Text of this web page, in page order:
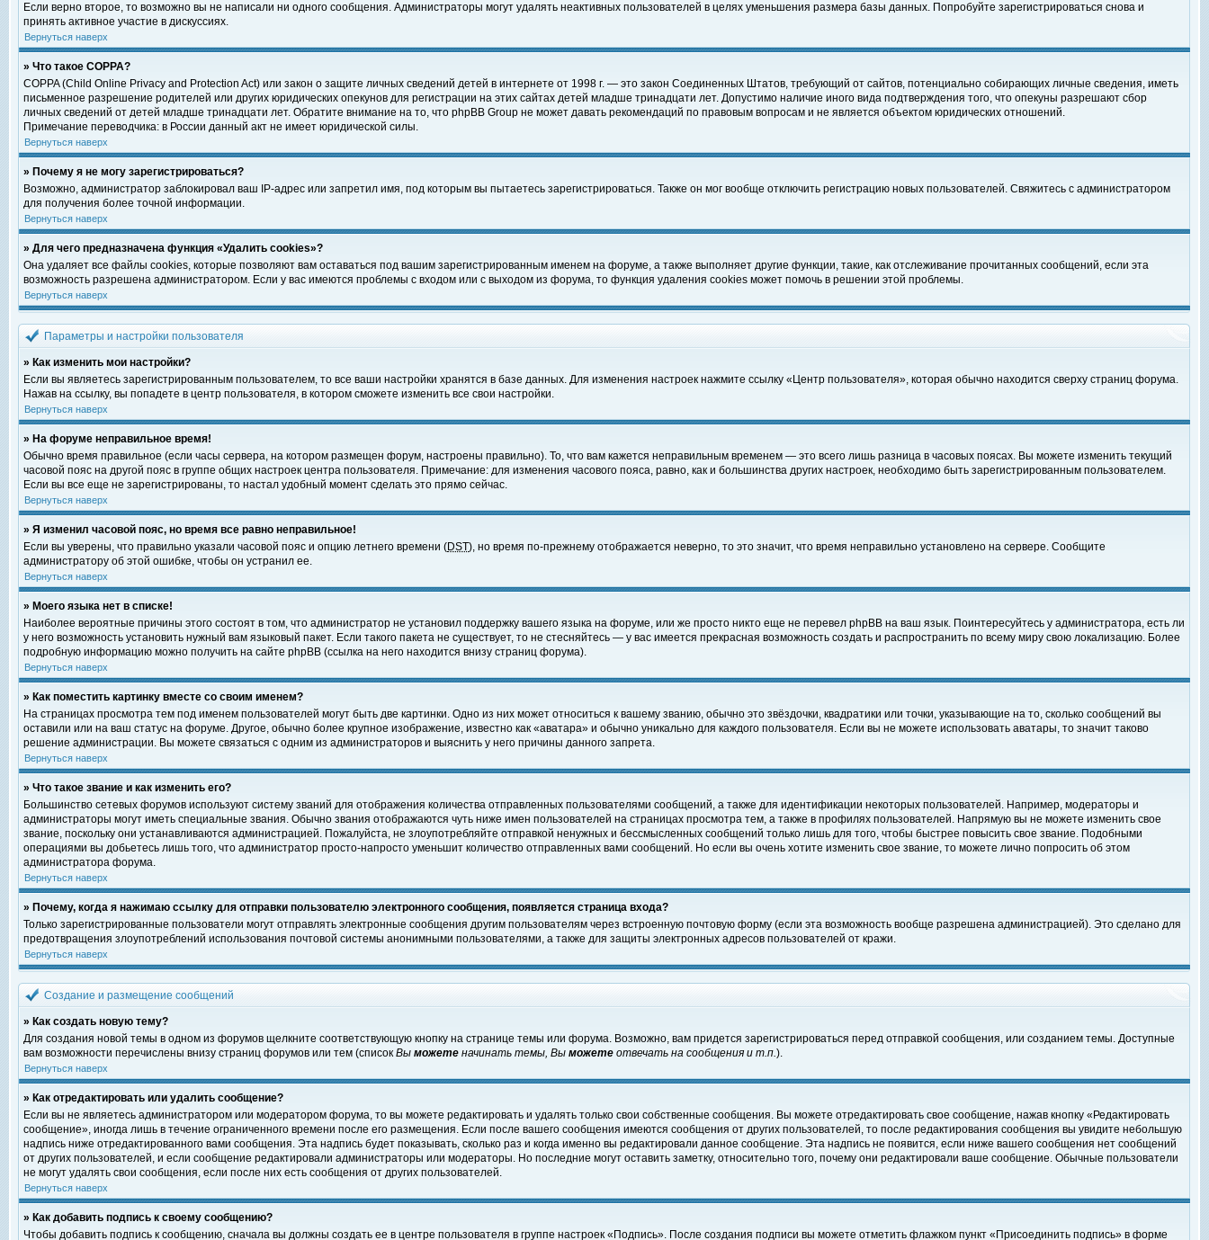
Если верно второе, то возможно вы не написали ни одного сообщения. Администраторы могут удалять неактивных пользователей в целях уменьшения размера базы данных. Попробуйте зарегистрироваться снова и
принять активное участие в дискуссиях.
Вернуться наверх
» Что такое COPPA?
COPPA (Child Online Privacy and Protection Act) или закон о защите личных сведений детей в интернете от 1998 г. — это закон Соединенных Штатов, требующий от сайтов, потенциально собирающих личные сведения, иметь
письменное разрешение родителей или других юридических опекунов для регистрации на этих сайтах детей младше тринадцати лет. Допустимо наличие иного вида подтверждения того, что опекуны разрешают сбор
личных сведений от детей младше тринадцати лет. Обратите внимание на то, что phpBB Group не может давать рекомендаций по правовым вопросам и не является объектом юридических отношений.
Примечание переводчика: в России данный акт не имеет юридической силы.
Вернуться наверх
» Почему я не могу зарегистрироваться?
Возможно, администратор заблокировал ваш IP-адрес или запретил имя, под которым вы пытаетесь зарегистрироваться. Также он мог вообще отключить регистрацию новых пользователей. Свяжитесь с администратором
для получения более точной информации.
Вернуться наверх
» Для чего предназначена функция «Удалить cookies»?
Она удаляет все файлы cookies, которые позволяют вам оставаться под вашим зарегистрированным именем на форуме, а также выполняет другие функции, такие, как отслеживание прочитанных сообщений, если эта
возможность разрешена администратором. Если у вас имеются проблемы с входом или с выходом из форума, то функция удаления cookies может помочь в решении этой проблемы.
Вернуться наверх
Параметры и настройки пользователя
» Как изменить мои настройки?
Если вы являетесь зарегистрированным пользователем, то все ваши настройки хранятся в базе данных. Для изменения настроек нажмите ссылку «Центр пользователя», которая обычно находится сверху страниц форума.
Нажав на ссылку, вы попадете в центр пользователя, в котором сможете изменить все свои настройки.
Вернуться наверх
» На форуме неправильное время!
Обычно время правильное (если часы сервера, на котором размещен форум, настроены правильно). То, что вам кажется неправильным временем — это всего лишь разница в часовых поясах. Вы можете изменить текущий
часовой пояс на другой пояс в группе общих настроек центра пользователя. Примечание: для изменения часового пояса, равно, как и большинства других настроек, необходимо быть зарегистрированным пользователем.
Если вы все еще не зарегистрированы, то настал удобный момент сделать это прямо сейчас.
Вернуться наверх
» Я изменил часовой пояс, но время все равно неправильное!
Если вы уверены, что правильно указали часовой пояс и опцию летнего времени (DST), но время по-прежнему отображается неверно, то это значит, что время неправильно установлено на сервере. Сообщите
администратору об этой ошибке, чтобы он устранил ее.
Вернуться наверх
» Моего языка нет в списке!
Наиболее вероятные причины этого состоят в том, что администратор не установил поддержку вашего языка на форуме, или же просто никто еще не перевел phpBB на ваш язык. Поинтересуйтесь у администратора, есть ли
у него возможность установить нужный вам языковый пакет. Если такого пакета не существует, то не стесняйтесь — у вас имеется прекрасная возможность создать и распространить по всему миру свою локализацию. Более
подробную информацию можно получить на сайте phpBB (ссылка на него находится внизу страниц форума).
Вернуться наверх
» Как поместить картинку вместе со своим именем?
На страницах просмотра тем под именем пользователей могут быть две картинки. Одно из них может относиться к вашему званию, обычно это звёздочки, квадратики или точки, указывающие на то, сколько сообщений вы
оставили или на ваш статус на форуме. Другое, обычно более крупное изображение, известно как «аватара» и обычно уникально для каждого пользователя. Если вы не можете использовать аватары, то значит таково
решение администрации. Вы можете связаться с одним из администраторов и выяснить у него причины данного запрета.
Вернуться наверх
» Что такое звание и как изменить его?
Большинство сетевых форумов используют систему званий для отображения количества отправленных пользователями сообщений, а также для идентификации некоторых пользователей. Например, модераторы и
администраторы могут иметь специальные звания. Обычно звания отображаются чуть ниже имен пользователей на страницах просмотра тем, а также в профилях пользователей. Напрямую вы не можете изменить свое
звание, поскольку они устанавливаются администрацией. Пожалуйста, не злоупотребляйте отправкой ненужных и бессмысленных сообщений только лишь для того, чтобы быстрее повысить свое звание. Подобными
операциями вы добьетесь лишь того, что администратор просто-напросто уменьшит количество отправленных вами сообщений. Но если вы очень хотите изменить свое звание, то можете лично попросить об этом
администратора форума.
Вернуться наверх
» Почему, когда я нажимаю ссылку для отправки пользователю электронного сообщения, появляется страница входа?
Только зарегистрированные пользователи могут отправлять электронные сообщения другим пользователям через встроенную почтовую форму (если эта возможность вообще разрешена администрацией). Это сделано для
предотвращения злоупотреблений использования почтовой системы анонимными пользователями, а также для защиты электронных адресов пользователей от кражи.
Вернуться наверх
Создание и размещение сообщений
» Как создать новую тему?
Для создания новой темы в одном из форумов щелкните соответствующую кнопку на странице темы или форума. Возможно, вам придется зарегистрироваться перед отправкой сообщения, или созданием темы. Доступные
вам возможности перечислены внизу страниц форумов или тем (список Вы можете начинать темы, Вы можете отвечать на сообщения и т.п.).
Вернуться наверх
» Как отредактировать или удалить сообщение?
Если вы не являетесь администратором или модератором форума, то вы можете редактировать и удалять только свои собственные сообщения. Вы можете отредактировать свое сообщение, нажав кнопку «Редактировать
сообщение», иногда лишь в течение ограниченного времени после его размещения. Если после вашего сообщения имеются сообщения от других пользователей, то после редактирования сообщения вы увидите небольшую
надпись ниже отредактированного вами сообщения. Эта надпись будет показывать, сколько раз и когда именно вы редактировали данное сообщение. Эта надпись не появится, если ниже вашего сообщения нет сообщений
от других пользователей, и если сообщение редактировали администраторы или модераторы. Но последние могут оставить заметку, относительно того, почему они редактировали ваше сообщение. Обычные пользователи
не могут удалять свои сообщения, если после них есть сообщения от других пользователей.
Вернуться наверх
» Как добавить подпись к своему сообщению?
Чтобы добавить подпись к сообщению, сначала вы должны создать ее в центре пользователя в группе настроек «Подпись». После создания подписи вы можете отметить флажком пункт «Присоединить подпись» в форме